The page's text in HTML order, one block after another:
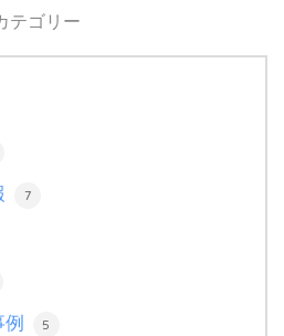
テゴリー
7
例 5